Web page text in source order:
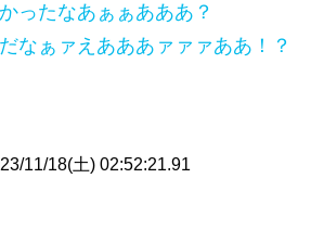
ったなあぁぁあああ？
なぁァえあああァァァああ！？
11/18(土) 02:52:21.91